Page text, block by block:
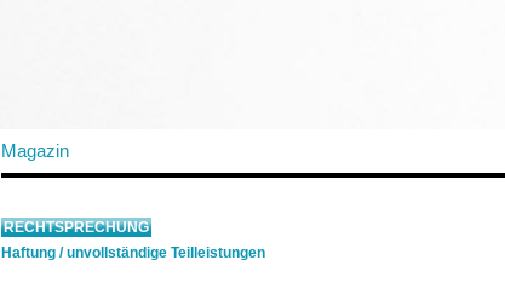
Magazin
RECHTSPRECHUNG
Haftung /unvollständige Teilleistungen